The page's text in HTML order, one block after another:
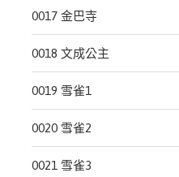
0017 金巴寺
0018 文成公主
0019 雪雀1
0020 雪雀2
0021 雪雀3